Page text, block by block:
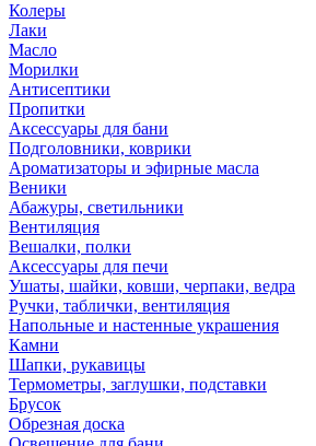
Колеры
Лаки
Масло
Морилки
Антисептики
Пропитки
Аксессуары для бани
Подголовники, коврики
Ароматизаторы и эфирные масла
Веники
Абажуры, светильники
Вентиляция
Вешалки, полки
Аксессуары для печи
Ушаты, шайки, ковши, черпаки, ведра
Ручки, таблички, вентиляция
Напольные и настенные украшения
Камни
Шапки, рукавицы
Термометры, заглушки, подставки
Брусок
Обрезная доска